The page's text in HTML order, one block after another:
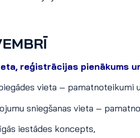
reģistrācijas pienākums
vieta – pamatnoteikumi
sniegšanas vieta –
iestādes koncepts,